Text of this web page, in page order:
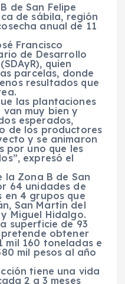
de San Felipe
de sábila, región
anual de 11
Francisco
de Desarrollo
quien
parcelas, donde
resultados que
las plantaciones
muy bien y
esperados,
de los productores
y se animaron
por uno que les
expresó el
la Zona B de San
64 unidades de
en 4 grupos que
San Martín del
Miguel Hidalgo.
superficie de 93
obtener
mil 160 toneladas e
mil pesos al año
tiene una vida
2 a 3 meses